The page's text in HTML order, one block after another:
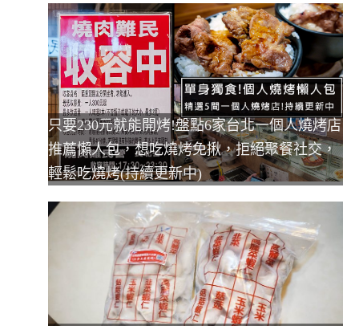
只要230元就能開烤!盤點6家台北一個人燒烤店
推薦懶人包，想吃燒烤免揪，拒絕聚餐社交，
輕鬆吃燒烤(持續更新中)